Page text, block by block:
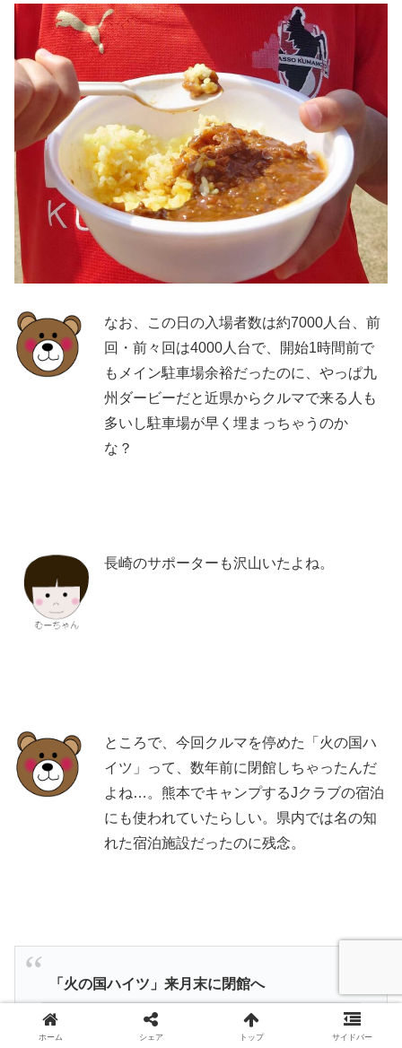
なお、この日の入場者数は約7000人台、前
回・前々回は4000人台で、開始1時間前で
もメイン駐車場余裕だったのに、やっぱ九
州ダービーだと近県からクルマで来る人も
多いし駐車場が早く埋まっちゃうのか
な？
長崎のサポーターも沢山いたよね。
ところで、今回クルマを停めた「火の国ハ
イツ」って、数年前に閉館しちゃったんだ
よね…。熊本でキャンプするJクラブの宿泊
にも使われていたらしい。県内では名の知
れた宿泊施設だったのに残念。
「火の国ハイツ」来月末に閉館へ
2021年5月24日放送 13:44 – 13:46 NHK総合
ホーム シェア トップ サイドバー